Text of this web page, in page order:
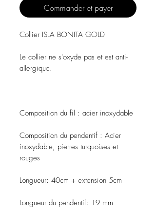
Commander et payer
Collier ISLA BONITA GOLD
Le collier ne s'oxyde pas et est anti-
allergique.
Composition du fil : acier inoxydable
Composition du pendentif : Acier
inoxydable, pierres turquoises et
rouges
Longueur: 40cm + extension 5cm
Longueur du pendentif: 19 mm